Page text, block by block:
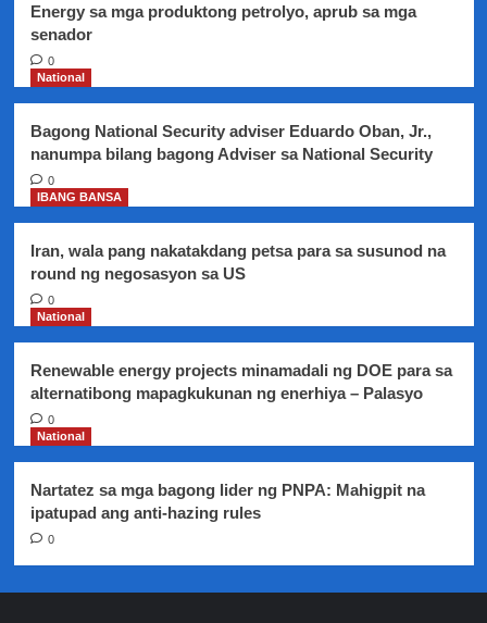
Energy sa mga produktong petrolyo, aprub sa mga
senador
0
National
Bagong National Security adviser Eduardo Oban, Jr.,
nanumpa bilang bagong Adviser sa National Security
0
IBANG BANSA
Iran, wala pang nakatakdang petsa para sa susunod na
round ng negosasyon sa US
0
National
Renewable energy projects minamadali ng DOE para sa
alternatibong mapagkukunan ng enerhiya – Palasyo
0
National
Nartatez sa mga bagong lider ng PNPA: Mahigpit na
ipatupad ang anti-hazing rules
0